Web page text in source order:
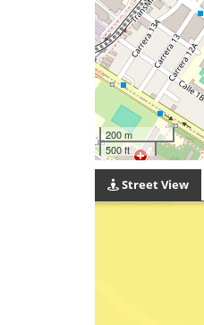
200 m
500 ft
Street View